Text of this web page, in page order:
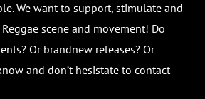
We want to support, stimulate and
scene and movement! Do
Or brandnew releases? Or
and don’t hesistate to contact